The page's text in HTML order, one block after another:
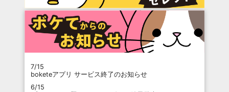
7/15
boketeアプリ サービス終了のお知らせ
6/15